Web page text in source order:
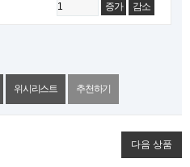
증가
감소
위시리스트 추천하기
다음 상품